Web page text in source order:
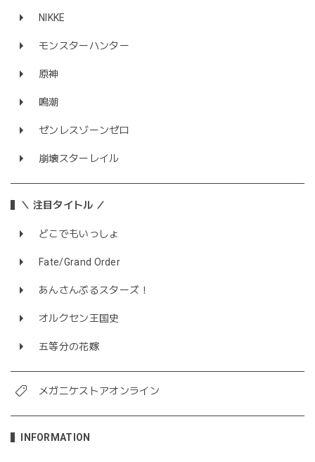
NIKKE
モンスターハンター
原神
鳴潮
ゼンレスゾーンゼロ
崩壊スターレイル
＼ 注目タイトル ／
どこでもいっしょ
Fate/Grand Order
あんさんぶるスターズ！
オルクセン王国史
五等分の花嫁
メガニケストアオンライン
INFORMATION